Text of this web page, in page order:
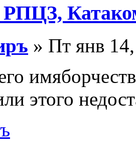
» Пт янв
этого